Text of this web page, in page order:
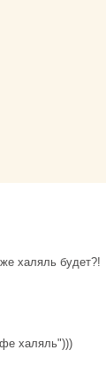
халяль")))